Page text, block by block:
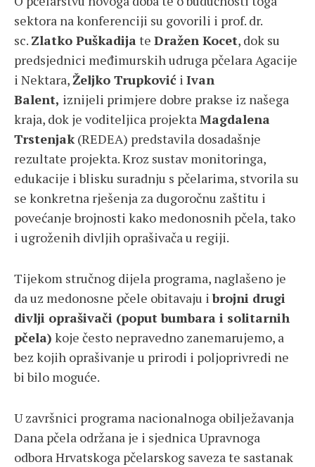
sektora na konferenciji su govorili i prof. dr.
sc. Zlatko Puškadija te Dražen Kocet, dok su
predsjednici međimurskih udruga pčelara Agacije
i Nektara,Željko Trupković i Ivan
Balent, iznijeli primjere dobre prakse iz našega
kraja, dok je voditeljica projektaMagdalena
Trstenjak(REDEA) predstavila dosadašnje
rezultate projekta. Kroz sustav monitoringa,
edukacije i blisku suradnju s pčelarima, stvorila su
se konkretna rješenja za dugoročnu zaštitu i
povećanje brojnosti kako medonosnih pčela, tako
i ugroženih divljih oprašivača u regiji.
Tijekom stručnog dijela programa, naglašeno je
da uz medonosne pčele obitavaju ibrojni drugi
divlji oprašivači (poput bumbara i solitarnih
pčela) koje često nepravedno zanemarujemo, a
bez kojih oprašivanje u prirodi i poljoprivredi ne
bi bilo moguće.
U završnici programa nacionalnoga obilježavanja
Dana pčela održana je i sjednica Upravnoga
odbora Hrvatskoga pčelarskog saveza te sastanak